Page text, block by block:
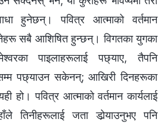
हुनेछन्। पवित्र आत्‍माको वर्तमान
सबै आशिषित हुन्‍छन्। विगतका युगका
पाइलाहरूलाई पछ्याए, तैपनि
पछ्याउन सकेनन्; आखिरी दिनहरूका
हो। पवित्र आत्‍माको वर्तमान कार्यलाई
तिनीहरूलाई जता डोर्‍याउनुभए पनि